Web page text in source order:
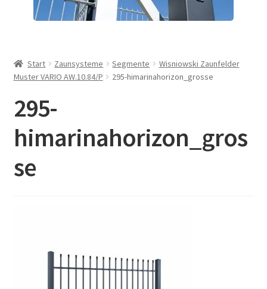
Start Zaunsysteme Segmente
Wisniowski Zaunfelder
Muster VARIO AW.10.84/P
295-himarinahorizon_grosse
295-
himarinahorizon_gros
se